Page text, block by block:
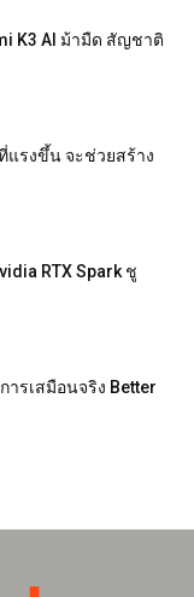
K3 AI ม้ามืด สัญชาติ
แรงขึ้น จะช่วยสร้าง
RTX Spark ชู
รเสมือนจริง Better